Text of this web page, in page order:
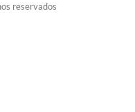
reservados